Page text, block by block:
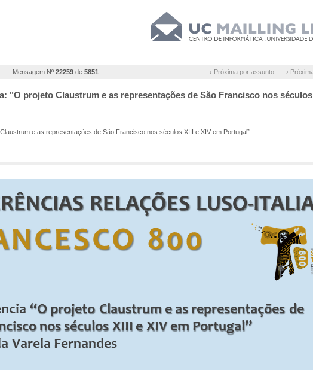
Mensagem Nº 22259 de 5851 › Próxima por assunto ›
"O projeto Claustrum e as representações de São Francisco nos séculos
e as representações de São Francisco nos séculos XIII e XIV em Portugal”